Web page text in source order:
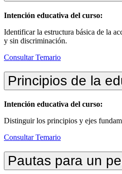
Intención educativa del curso:
Identificar la estructura básica de la
y sin discriminación.
Consultar Temario
Principios de la
Intención educativa del curso:
Distinguir los principios y ejes
Consultar Temario
Pautas para un